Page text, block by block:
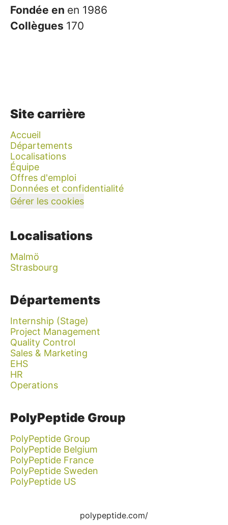
Fondée en en 1986
Collègues 170
Site carrière
Accueil
Départements
Localisations
Équipe
Offres d'emploi
Données et confidentialité
Gérer les cookies
Localisations
Malmö
Strasbourg
Départements
Internship (Stage)
Project Management
Quality Control
Sales & Marketing
EHS
HR
Operations
PolyPeptide Group
PolyPeptide Group
PolyPeptide Belgium
PolyPeptide France
PolyPeptide Sweden
PolyPeptide US
polypeptide.com/